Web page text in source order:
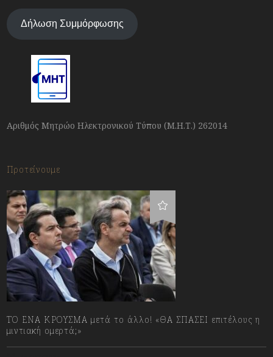
Δήλωση Συμμόρφωσης
Αριθμός Μητρώο Ηλεκτρονικού Τύπου (Μ.Η.Τ.) 262014
Προτείνουμε
ΤΟ ΕΝΑ ΚΡΟΥΣΜΑ μετά το άλλο! «ΘΑ ΣΠΑΣΕΙ επιτέλους η
μιντιακή ομερτά;»